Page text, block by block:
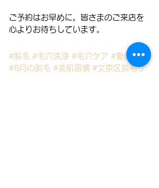
ご予約はお早めに。皆さまのご来店を
心よりお待ちしています。
#脱毛 #毛穴洗浄 #毛穴ケア #夏の美肌
#8月の脱毛 #美肌習慣 #文京区脱毛サ